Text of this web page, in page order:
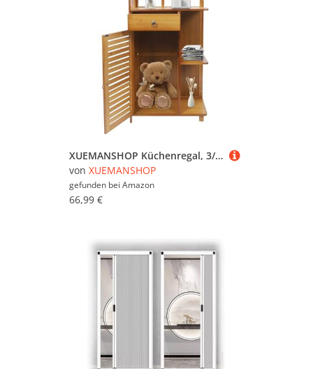
XUEMANSHOP Küchenregal, 3/4 Etagen Bücherregal mit Türen und Schubladen, offene Fächer, für Wohnzimmer, Schlafzimmer, Küche (Dreistufiges Eckregal)
von XUEMANSHOP
gefunden bei Amazon
66,99 €